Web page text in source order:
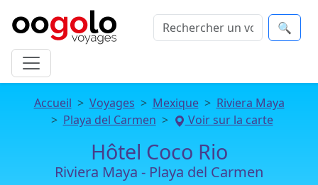
🔍
Accueil Voyages Mexique
Riviera Maya
Playa del Carmen
Voir sur la carte
Hôtel Coco Rio
Riviera Maya - Playa del Carmen